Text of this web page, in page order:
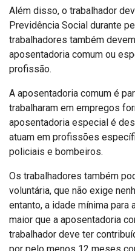
Além disso, o trabalhador
Previdência Social durante
trabalhadores também
aposentadoria comum ou
profissão.
A aposentadoria comum é
trabalharam em empregos
aposentadoria especial é
atuam em profissões
policiais e bombeiros.
Os trabalhadores também
voluntária, que não exige
entanto, a idade mínima para
maior que a aposentadoria
trabalhador deve ter